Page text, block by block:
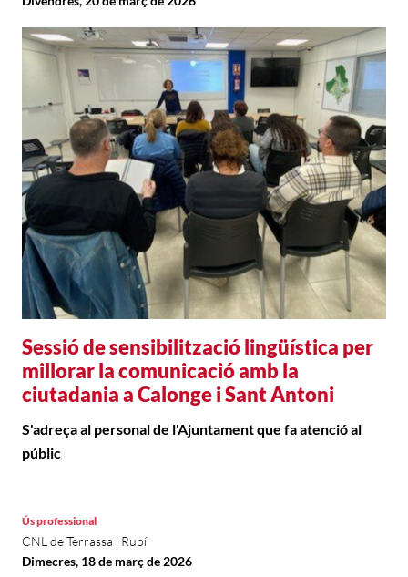
Sessió de sensibilització lingüística per
millorar la comunicació amb la
ciutadania a Calonge i Sant Antoni
S'adreça al personal de l'Ajuntament que fa atenció al
públic
Ús professional
CNL de Terrassa i Rubí
Dimecres, 18 de març de 2026